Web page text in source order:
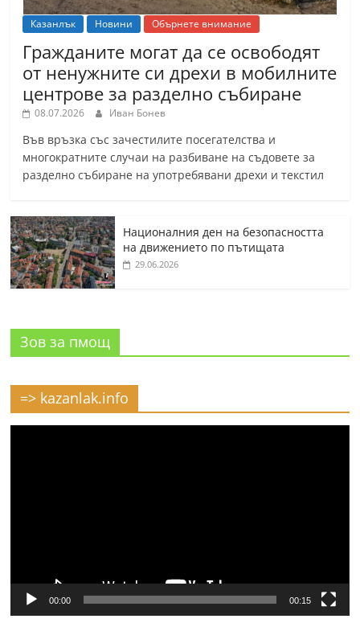
Казанлък Новини Обърнете внимание
Гражданите могат да се освободят
от ненужните си дрехи в мобилните
центрове за разделно събиране
08.07.2026 Иван Бонев
Във връзка със зачестилите посегателства и
многократните случаи на разбиване на съдовете за
разделно събиране на употребявани дрехи и текстил
Националния ден на безопасността
на движението по пътищата
29.06.2026
Зов за пмощ
=> kazanlak.info
00:00 00:15